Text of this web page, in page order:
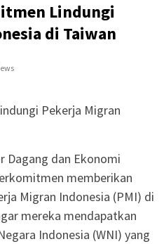
Lindungi
di Taiwan
Pekerja Migran
Dagang dan Ekonomi
memberikan
Migran Indonesia (PMI) di
mereka mendapatkan
Indonesia (WNI) yang